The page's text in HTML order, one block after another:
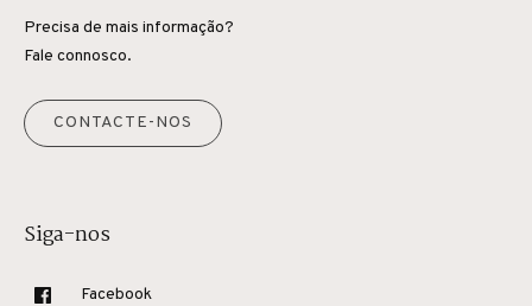
Precisa de mais informação?
Fale connosco.
CONTACTE-NOS
Siga-nos
Facebook